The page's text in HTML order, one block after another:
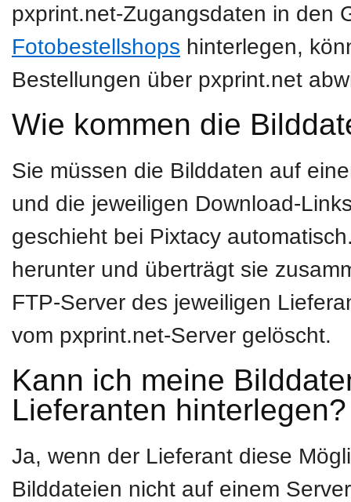
pxprint.net-Zugangsdaten in den
Fotobestellshops hinterlegen,
Bestellungen über pxprint.net
Wie kommen die
Sie müssen die Bilddaten auf
und die jeweiligen Download-
geschieht bei Pixtacy
herunter und überträgt sie
FTP-Server des jeweiligen
vom pxprint.net-Server gelöscht.
Kann ich meine
Lieferanten hinterlegen?
Ja, wenn der Lieferant diese
Bilddateien nicht auf einem